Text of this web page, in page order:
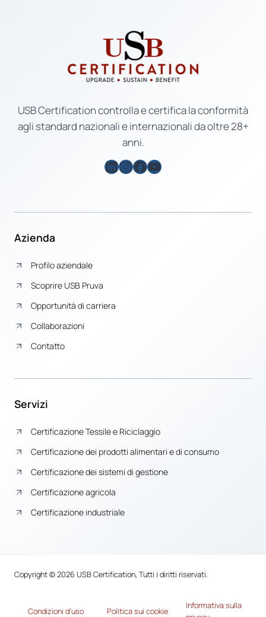
USB Certification controlla e certifica la conformità
agli standard nazionali e internazionali da oltre 28+
anni.
LinkedIn
Instagram
Facebook
YouTube
Azienda
Profilo aziendale
Scoprire USB Pruva
Opportunità di carriera
Collaborazioni
Contatto
Servizi
Certificazione Tessile e Riciclaggio
Certificazione dei prodotti alimentari e di consumo
Certificazione dei sistemi di gestione
Certificazione agricola
Certificazione industriale
Copyright © 2026 USB Certification, Tutti i diritti riservati.
Condizioni d’uso Politica sui cookie
Informativa sulla